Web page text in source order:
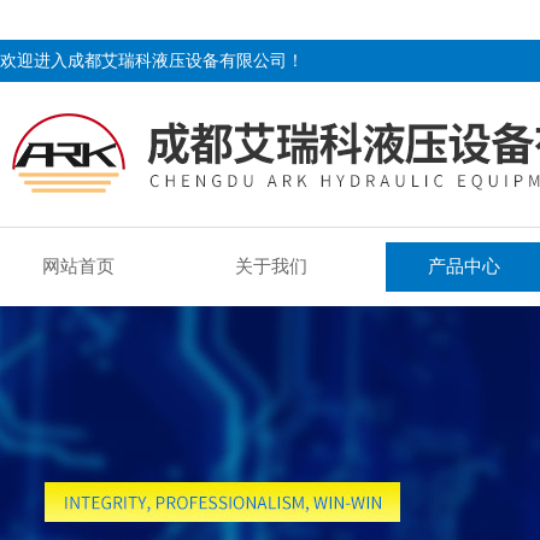
欢迎进入成都艾瑞科液压设备有限公司！
网站首页 关于我们 产品中心